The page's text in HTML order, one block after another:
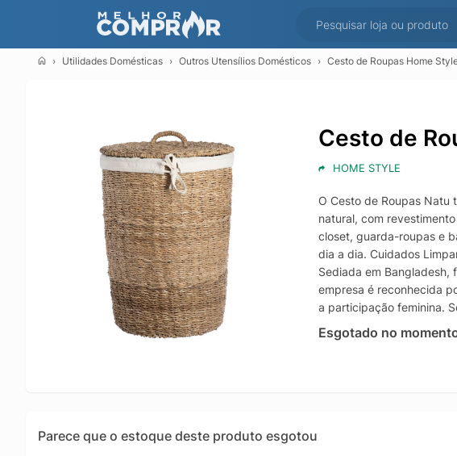
Utilidades Domésticas Outros Utensílios Domésticos Cesto de Roupas Home
Cesto de
HOME STYLE
O Cesto de Roupas Natu
natural, com
closet, guarda-roupas e
dia a dia. Cuidados
Sediada em
empresa é reconhecida
a participação feminina.
Esgotado no
Parece que o estoque deste produto esgotou